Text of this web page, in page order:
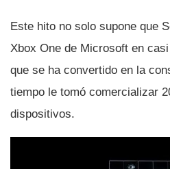
Este hito no solo supone que
Xbox One de Microsoft en
que se ha convertido en la
tiempo le tomó comercializar
dispositivos.